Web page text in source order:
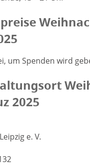
um Spenden wird
2025
e. V.